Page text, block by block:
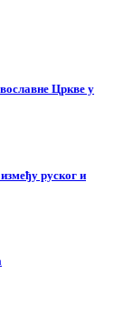
Цркве у
руског и